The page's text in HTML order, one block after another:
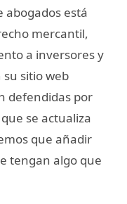
abogados está
mercantil,
a inversores y
sitio web
defendidas por
se actualiza
que añadir
tengan algo que